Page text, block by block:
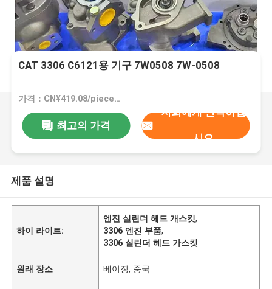
CAT 3306 C6121용 기구 7W0508 7W-0508
가격：CN¥419.08/pieces 1-99 pieces
최고의 가격
저희에게 연락하십
시오
제품 설명
하이 라이트:
엔진 실린더 헤드 개스킷,
3306 엔진 부품,
3306 실린더 헤드 가스킷
원래 장소 베이징, 중국